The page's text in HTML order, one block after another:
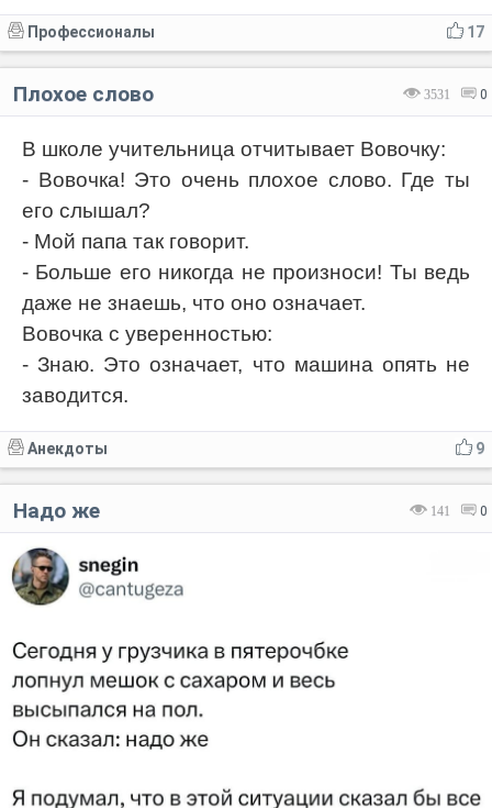
17
Профессионалы
3531 0
Плохое слово
В школе учительница отчитывает Вовочку:
- Вовочка! Это очень плохое слово. Где ты
его слышал?
- Мой папа так говорит.
- Больше его никогда не произноси! Ты ведь
даже не знаешь, что оно означает.
Вовочка с уверенностью:
- Знаю. Это означает, что машина опять не
заводится.
9
Анекдоты
141 0
Надо же